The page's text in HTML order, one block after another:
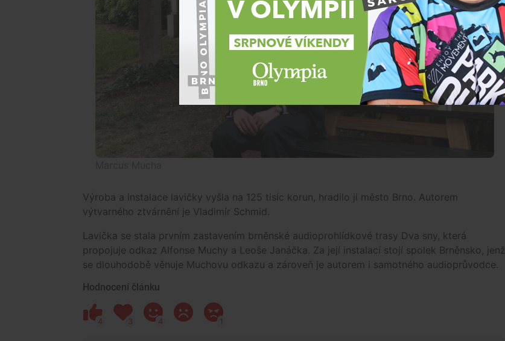
Výroba a instalace lavičky vyšla na 125 tisíc korun, hradilo ji město Brno. Autorem
výtvarného ztvárnění je Vladimír Schmid.
Lavička se stala prvním zastavením brněnské audioprohlídkové trasy Dva sny, která
propojuje odkaz Alfonse Muchy a Leoše Janáčka. Za její instalací stojí spolek Brněnsko, jenž
se dlouhodobě věnuje Muchovu odkazu a zároveň je autorem i samotného audioprůvodce.
Hodnocení článku
4 3 4 1